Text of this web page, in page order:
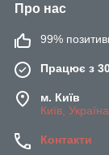
Про нас
99%
Працює з
м. Київ
Київ, Україна
Контакти